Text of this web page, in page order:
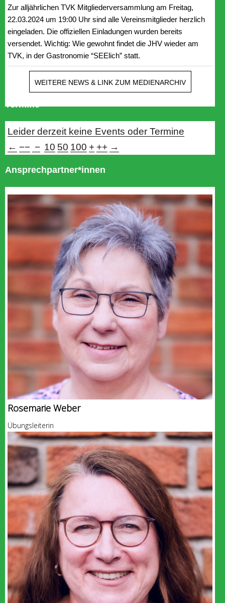
Zur alljährlichen TVK Mitgliederversammlung am Freitag,
22.03.2024 um 19:00 Uhr sind alle Vereinsmitglieder herzlich
eingeladen. Die offiziellen Einladungen wurden bereits
versendet. Wichtig: Wie gewohnt findet die JHV wieder am
TVK, in der Gastronomie “SEElich” statt.
WEITERE NEWS & LINK ZUM MEDIENARCHIV
Termine
Leider derzeit keine Events oder Termine
← −− − 10 50 100 + ++ →
Ansprechpartner*innen
Rosemarie Weber
Übungsleiterin